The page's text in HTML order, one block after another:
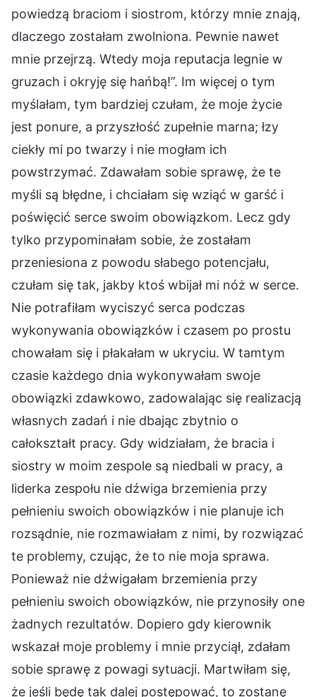
powiedzą braciom i siostrom, którzy mnie znają,
dlaczego zostałam zwolniona. Pewnie nawet
mnie przejrzą. Wtedy moja reputacja legnie w
gruzach i okryję się hańbą!”. Im więcej o tym
myślałam, tym bardziej czułam, że moje życie
jest ponure, a przyszłość zupełnie marna; łzy
ciekły mi po twarzy i nie mogłam ich
powstrzymać. Zdawałam sobie sprawę, że te
myśli są błędne, i chciałam się wziąć w garść i
poświęcić serce swoim obowiązkom. Lecz gdy
tylko przypominałam sobie, że zostałam
przeniesiona z powodu słabego potencjału,
czułam się tak, jakby ktoś wbijał mi nóż w serce.
Nie potrafiłam wyciszyć serca podczas
wykonywania obowiązków i czasem po prostu
chowałam się i płakałam w ukryciu. W tamtym
czasie każdego dnia wykonywałam swoje
obowiązki zdawkowo, zadowalając się realizacją
własnych zadań i nie dbając zbytnio o
całokształt pracy. Gdy widziałam, że bracia i
siostry w moim zespole są niedbali w pracy, a
liderka zespołu nie dźwiga brzemienia przy
pełnieniu swoich obowiązków i nie planuje ich
rozsądnie, nie rozmawiałam z nimi, by rozwiązać
te problemy, czując, że to nie moja sprawa.
Ponieważ nie dźwigałam brzemienia przy
pełnieniu swoich obowiązków, nie przynosiły one
żadnych rezultatów. Dopiero gdy kierownik
wskazał moje problemy i mnie przyciął, zdałam
sobie sprawę z powagi sytuacji. Martwiłam się,
że jeśli będę tak dalej postępować, to zostanę